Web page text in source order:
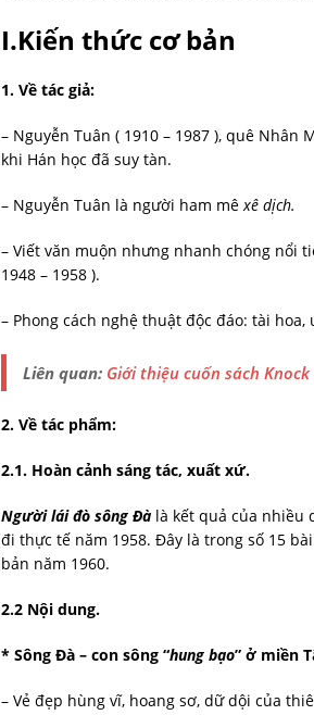
I.Kiến thức cơ bản
1. Về tác giả:
– Nguyễn Tuân ( 1910 – 1987 ), quê
khi Hán học đã suy tàn.
– Nguyễn Tuân là người ham mê xê dịch.
– Viết văn muộn nhưng nhanh chóng nổi
1948 – 1958 ).
– Phong cách nghệ thuật độc đáo: tài hoa,
Liên quan: Giới thiệu cuốn sách
2. Về tác phẩm:
2.1. Hoàn cảnh sáng tác, xuất xứ.
Người lái đò sông Đà là kết quả của nhiều
đi thực tế năm 1958. Đây là trong số 15
bản năm 1960.
2.2 Nội dung.
* Sông Đà – con sông “hung bạo” ở miền
– Vẻ đẹp hùng vĩ, hoang sơ, dữ dội của